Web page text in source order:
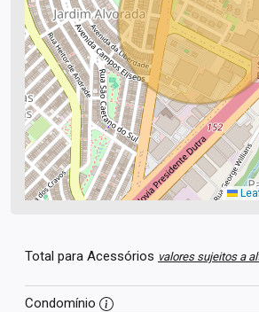
Total para Acessórios valores sujeitos a
Condomínio